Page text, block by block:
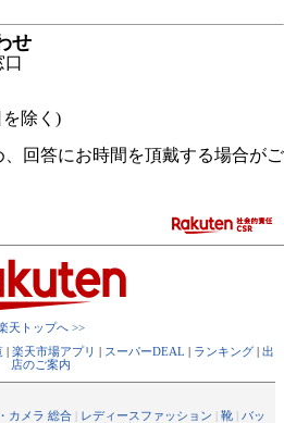
せ
口
を除く)
回答にお時間を頂戴する場合がご
天トップへ >>
| 楽天市場アプリ | スーパーDEAL | ランキング | 出
店のご案内
カメラ 総合 | レディースファッション | 靴 | バッ